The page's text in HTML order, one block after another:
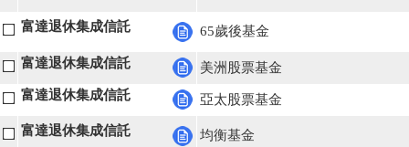
富達退休集成信託 65歲後基金
富達退休集成信託
美洲股票基金
富達退休集成信託
亞太股票基金
富達退休集成信託 均衡基金